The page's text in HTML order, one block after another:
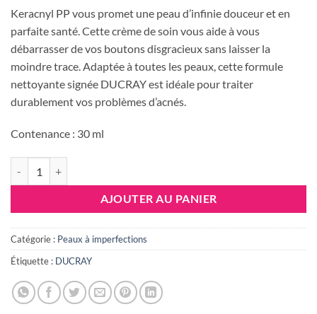
initial
était :
49.229 DT.
actuel
est :
44.100
Keracnyl PP vous promet une peau d’infinie douceur et en
parfaite santé. Cette crème de soin vous aide à vous
débarrasser de vos boutons disgracieux sans laisser la
moindre trace. Adaptée à toutes les peaux, cette formule
nettoyante signée DUCRAY est idéale pour traiter
durablement vos problèmes d’acnés.
Contenance : 30 ml
AJOUTER AU PANIER
Catégorie : Peaux à imperfections
Étiquette : DUCRAY